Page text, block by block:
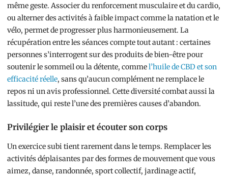
même geste. Associer du renforcement musculaire et du cardio,
ou alterner des activités à faible impact comme la natation et le
vélo, permet de progresser plus harmonieusement. La
récupération entre les séances compte tout autant : certaines
personnes s’interrogent sur des produits de bien-être pour
soutenir le sommeil ou la détente, commel’huile de CBD et son
efficacité réelle, sans qu’aucun complément ne remplace le
repos ni un avis professionnel. Cette diversité combat aussi la
lassitude, qui reste l’une des premières causes d’abandon.
Privilégier le plaisir et écouter son corps
Un exercice subi tient rarement dans le temps. Remplacer les
activités déplaisantes par des formes de mouvement que vous
aimez, danse, randonnée, sport collectif, jardinage actif,